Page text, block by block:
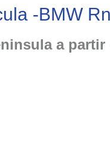
-BMW
a partir